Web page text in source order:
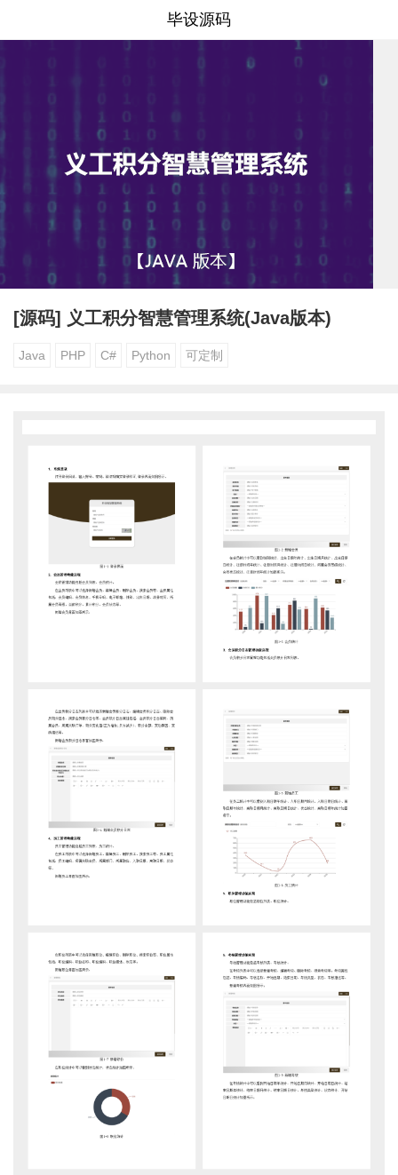
毕设源码
[源码] 义工积分智慧管理系统(Java版本)
Java PHP C# Python 可定制